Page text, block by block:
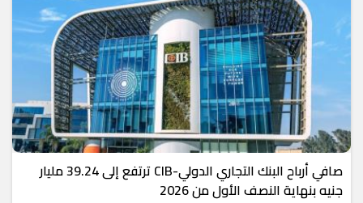
صافي أرباح البنك التجاري الدولي-CIB ترتفع إلى 39.24 مليار
جنيه بنهاية النصف الأول من 2026